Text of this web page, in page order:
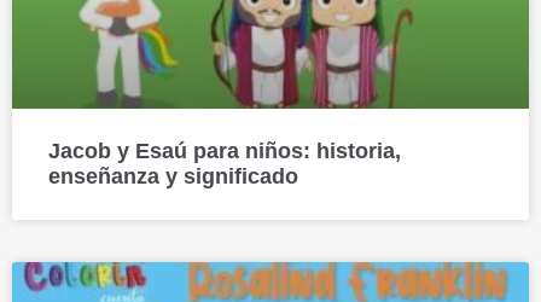
Jacob y Esaú para niños: historia,
enseñanza y significado